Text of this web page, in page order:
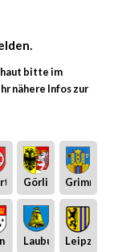
bitte im
nähere Infos zur
Görlitz Grimma
LaubuschLeipzig